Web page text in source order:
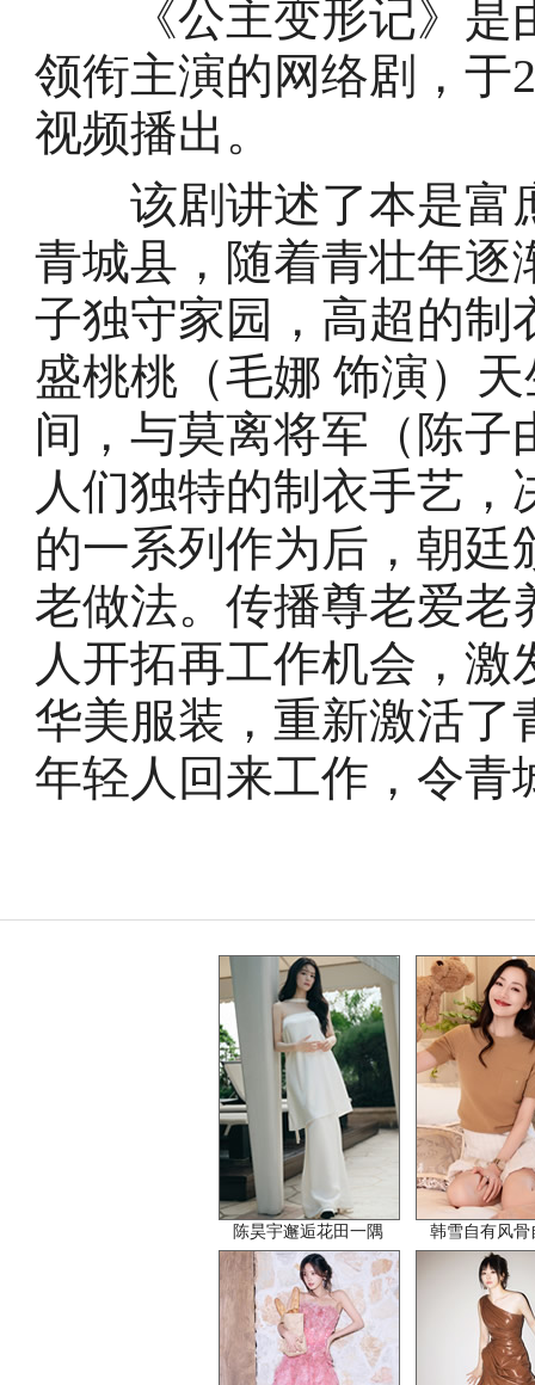
《公主变形记》是
领衔主演的网络剧，于
视频播出。
该剧讲述了本是富
青城县，随着青壮年逐
子独守家园，高超的制
盛桃桃（毛娜 饰演）
间，与莫离将军（陈
人们独特的制衣手艺
的一系列作为后，朝
老做法。传播尊老爱老
人开拓再工作机会，
华美服装，重新激活了
年轻人回来工作，令青
陈昊宇邂逅花田一隅 韩雪自有风骨